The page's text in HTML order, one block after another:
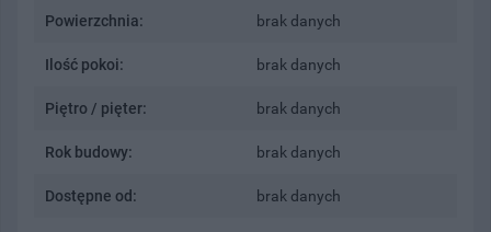
Powierzchnia: brak danych
Ilość pokoi: brak danych
Piętro / pięter: brak danych
Rok budowy: brak danych
Dostępne od: brak danych